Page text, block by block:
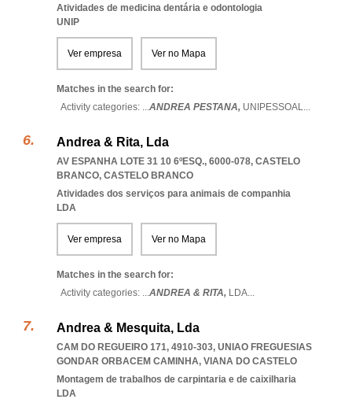
Atividades de medicina dentária e odontologia
UNIP
Ver empresa Ver no Mapa
Matches in the search for:
Activity categories: ...ANDREA PESTANA, UNIPESSOAL...
Andrea & Rita, Lda
AV ESPANHA LOTE 31 10 6ºESQ., 6000-078, CASTELO
BRANCO, CASTELO BRANCO
Atividades dos serviços para animais de companhia
LDA
Ver empresa Ver no Mapa
Matches in the search for:
Activity categories: ...ANDREA & RITA, LDA...
Andrea & Mesquita, Lda
CAM DO REGUEIRO 171, 4910-303, UNIAO FREGUESIAS
GONDAR ORBACEM CAMINHA, VIANA DO CASTELO
Montagem de trabalhos de carpintaria e de caixilharia
LDA